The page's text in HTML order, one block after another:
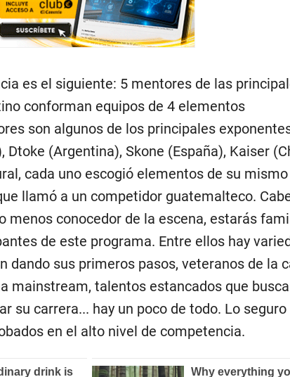
es el siguiente: 5 mentores de las
conforman equipos de 4 elementos
son algunos de los principales
Dtoke (Argentina), Skone (España), Kaiser
cada uno escogió elementos de su mismo
llamó a un competidor guatemalteco.
menos conocedor de la escena, estarás
de este programa. Entre ellos hay
dando sus primeros pasos, veteranos de la
mainstream, talentos estancados que
su carrera... hay un poco de todo. Lo seguro
en el alto nivel de competencia.